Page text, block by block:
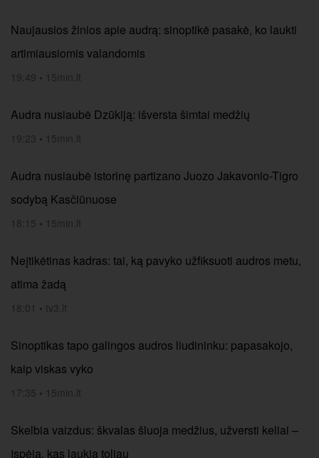
Naujausios žinios apie audrą: sinoptikė pasakė, ko laukti
artimiausiomis valandomis
19:49 • 15min.lt
Audra nusiaubė Dzūkiją: išversta šimtai medžių
19:23 • 15min.lt
Audra nusiaubė istorinę partizano Juozo Jakavonio-Tigro
sodybą Kasčiūnuose
18:15 • 15min.lt
Neįtikėtinas kadras: tai, ką pavyko užfiksuoti audros metu,
atima žadą
18:01 • tv3.lt
Sinoptikas tapo galingos audros liudininku: papasakojo,
kaip viskas vyko
17:35 • 15min.lt
Skelbia vaizdus: škvalas šluoja medžius, užversti keliai –
įspėja, kas laukia toliau